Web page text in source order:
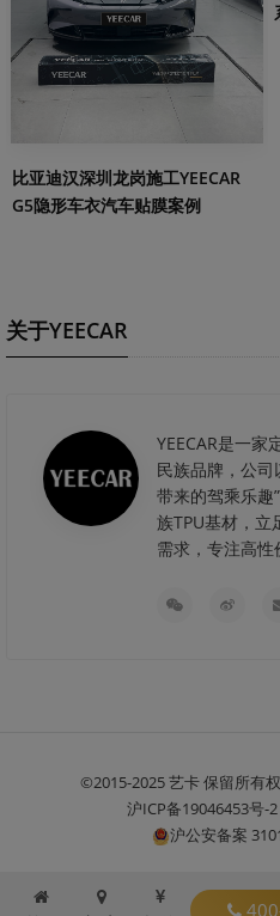
比亚迪汉深圳龙岗施工YEECAR
G5隐形车衣汽车贴膜案例
关于YEECAR
YEECAR是一家
民族品牌，公司
带来的驾乘乐趣
族TPU基材，立
需求，专注高性
©2015-2025 艺卡 保留所有
沪ICP备19046453号-2
沪公安备案